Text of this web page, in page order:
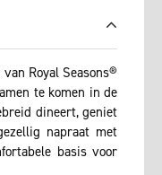
Royal Seasons®
te komen in de
dineert, geniet
napraat met
basis voor